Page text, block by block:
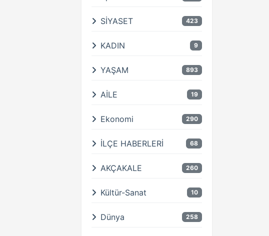
SİYASET 423
KADIN 9
YAŞAM 893
AİLE 19
Ekonomi 290
İLÇE HABERLERİ 68
AKÇAKALE 260
Kültür-Sanat 10
Dünya 258